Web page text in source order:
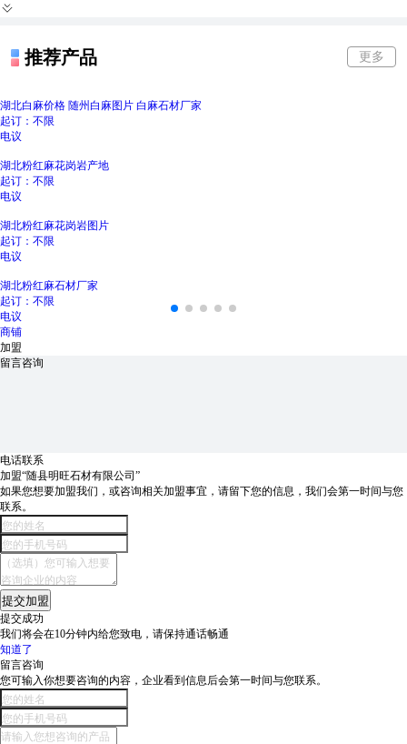
推荐产品 更多
湖北白麻价格 随州白麻图片 白麻石材厂家
起订：不限
电议
湖北粉红麻花岗岩产地
起订：不限
电议
湖北粉红麻花岗岩图片
起订：不限
电议
湖北粉红麻石材厂家
起订：不限
电议
商铺
加盟
留言咨询
电话联系
加盟“随县明旺石材有限公司”
如果您想要加盟我们，或咨询相关加盟事宜，请留下您的信息，我们会第一时间与您
联系。
提交加盟
提交成功
我们将会在10分钟内给您致电，请保持通话畅通
知道了
留言咨询
您可输入你想要咨询的内容，企业看到信息后会第一时间与您联系。